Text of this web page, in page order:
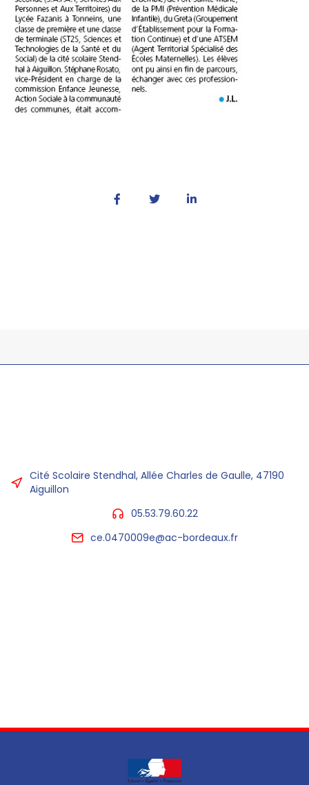
Cité Scolaire Stendhal, Allée Charles de Gaulle, 47190
Aiguillon
05.53.79.60.22
ce.0470009e@ac-bordeaux.fr